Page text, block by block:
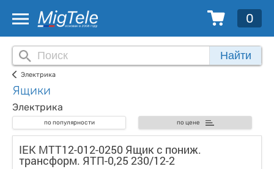
0
Найти
Электрика
Ящики
Электрика
по популярности по цене
IEK MTT12-012-0250 Ящик с пониж.
трансформ. ЯТП-0,25 230/12-2